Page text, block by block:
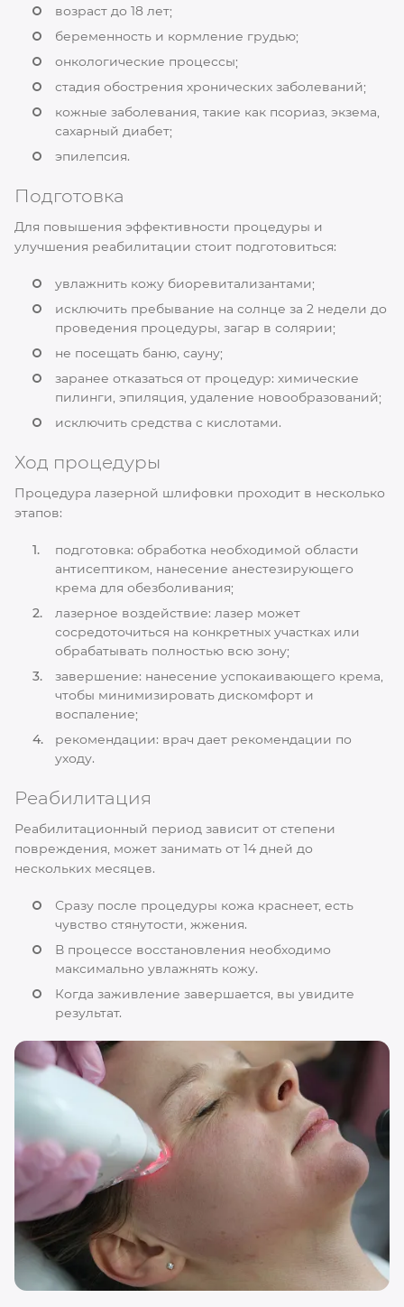
возраст до 18 лет;
беременность и кормление грудью;
онкологические процессы;
стадия обострения хронических заболеваний;
кожные заболевания, такие как псориаз, экзема,
сахарный диабет;
эпилепсия.
Подготовка
Для повышения эффективности процедуры и
улучшения реабилитации стоит подготовиться:
увлажнить кожу биоревитализантами;
исключить пребывание на солнце за 2 недели до
проведения процедуры, загар в солярии;
не посещать баню, сауну;
заранее отказаться от процедур: химические
пилинги, эпиляция, удаление новообразований;
исключить средства с кислотами.
Ход процедуры
Процедура лазерной шлифовки проходит в несколько
этапов:
подготовка: обработка необходимой области
антисептиком, нанесение анестезирующего
крема для обезболивания;
лазерное воздействие: лазер может
сосредоточиться на конкретных участках или
обрабатывать полностью всю зону;
завершение: нанесение успокаивающего крема,
чтобы минимизировать дискомфорт и
воспаление;
рекомендации: врач дает рекомендации по
уходу.
Реабилитация
Реабилитационный период зависит от степени
повреждения, может занимать от 14 дней до
нескольких месяцев.
Сразу после процедуры кожа краснеет, есть
чувство стянутости, жжения.
В процессе восстановления необходимо
максимально увлажнять кожу.
Когда заживление завершается, вы увидите
результат.